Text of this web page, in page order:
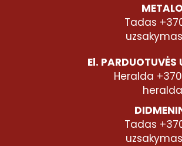
Tadas
El.
Heralda
Tadas